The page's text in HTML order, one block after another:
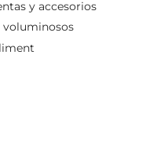
y accesorios
voluminosos